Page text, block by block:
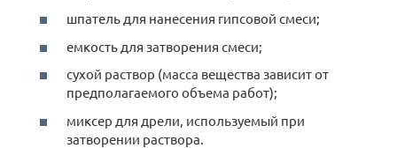
шпатель для нанесения гипсовой смеси;
емкость для затворения смеси;
сухой раствор (масса вещества зависит от
предполагаемого объема работ);
миксер для дрели, используемый при
затворении раствора.